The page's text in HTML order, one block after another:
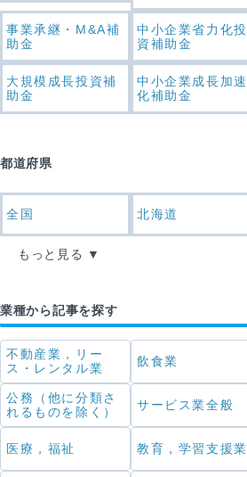
事業承継・M&A補
助金
中小企業省力化投
資補助金
大規模成長投資補
助金
中小企業成長加速
化補助金
都道府県
全国 北海道
もっと見る
業種から記事を探す
不動産業，リー
ス・レンタル業
飲食業
公務（他に分類さ
れるものを除く）
サービス業全般
医療，福祉 教育，学習支援業